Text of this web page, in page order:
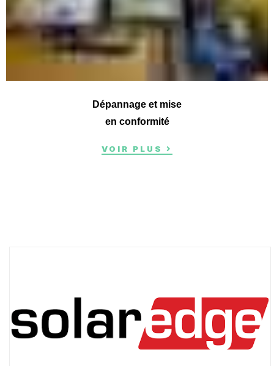
Dépannage et mise
en conformité
VOIR PLUS